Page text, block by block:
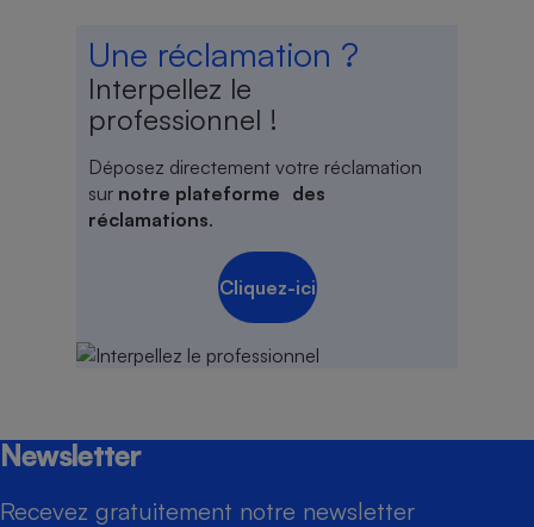
Une réclamation ?
Interpellez le
professionnel !
Déposez directement votre réclamation
sur notre plateforme des
réclamations.
Cliquez-ici
Newsletter
Recevez gratuitement notre newsletter